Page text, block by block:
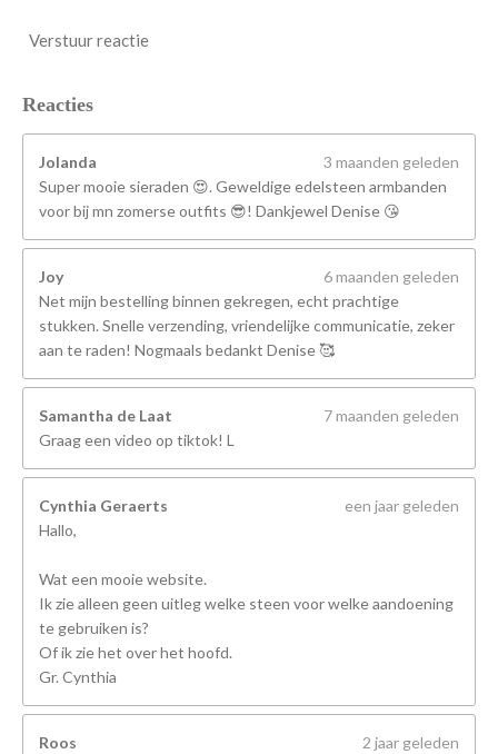
Verstuur reactie
Reacties
Jolanda
3 maanden geleden
Super mooie sieraden 😍. Geweldige edelsteen armbanden
voor bij mn zomerse outfits 😎! Dankjewel Denise 😘
Joy
6 maanden geleden
Net mijn bestelling binnen gekregen, echt prachtige
stukken. Snelle verzending, vriendelijke communicatie, zeker
aan te raden! Nogmaals bedankt Denise 🥰
Samantha de Laat
7 maanden geleden
Graag een video op tiktok! L
Cynthia Geraerts
een jaar geleden
Hallo,
Wat een mooie website.
Ik zie alleen geen uitleg welke steen voor welke aandoening
te gebruiken is?
Of ik zie het over het hoofd.
Gr. Cynthia
Roos
2 jaar geleden